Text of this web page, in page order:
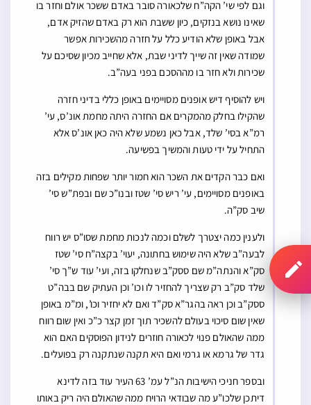
וגם לפי שי’ הקה”ח שלכאורה סובר באדם ששכר אולם וחזר בו
שאינו נושא בנזקים, כיון ששבת הוא רק באדם שהזיק אדם,
אבל באופן שלא הודיע כלל על חזרה מהשכירות אפשר
שמודה שאין זה שייך לדיני שבת, אלא שחייב מכיון שסיכם על
שכירות ולא חזר בו מההסכם בפני בעה”ב.
ויש להוסיף דיש אופנים מסויימים באופן כללי בדיני חזרה
שהקילו בחלק מהמקרים אם החזרה היתה מחמת אונ’ס, עי’
רמ”א בסי’ שלד, אבל כאן נשמע שלא היה כאן אונ’ס אלא
התחיל על ידי טעות והמשיך בפשיעה.
ואם כבר הקדים את השכר הוא חמור יותר שפחות מקילים בזה
באופנים מסויימים, עי’ ריש סי’ שטז ובנו”כ שם ובפת”ש סי’
שיב סק”ה.
ולענין כמה יצטרך לשלם וכמה לנכות מחמת שסו”ס יש רווח
לבעה”ב שלא היה שימוש בחתונה, יעוי’ בקצה”ח סי’ שטז
סק”א והנתה”מ שם ססק”ב שנחלקו בזה, ועי’ עוד ש”ך סי’
שלד סק”ב רק שצריך להחזיר לו וכו’ וכן העתיק שם בבה”ט
ססק”ב וכן ראה בהגר”א סק”ד ואם לא יחזיר וכו’, ומ”מ באופן
שאין שום סיכוי בעולם להשכיר תוך זמן קצר כ”כ ואין שום רווח
ממה שהאולם פנוי לכאורה חוזרים לנידון הפוסקים האם הוא
גדר של גרמא או גרמי ואם היא תקנה שנתקנה רק בפועלים.
ובספר חניכי הישיבות הנ”ל עמ’ 63 העיר עוד בזה לדינא
דיתכן שלכו”ע מה שבודאי הרויח ממה שהאולם היה ריק באותו